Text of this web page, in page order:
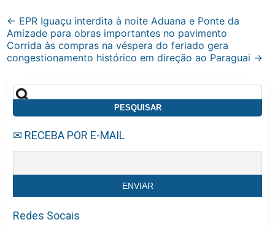
Post
navigation
← EPR Iguaçu interdita à noite Aduana e Ponte da
Amizade para obras importantes no pavimento
Corrida às compras na véspera do feriado gera
congestionamento histórico em direção ao Paraguai →
Pesquisar
por:
✉ RECEBA POR E-MAIL
Redes Socais